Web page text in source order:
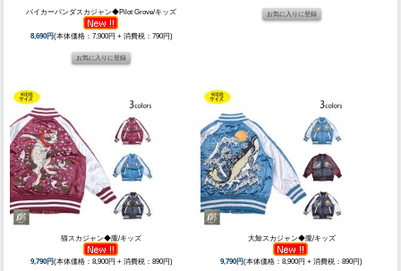
バイカーパンダスカジャン◆Pilot Grove/キッズ
8,690円(本体価格：7,900円 + 消費税：790円)
猫スカジャン◆朧/キッズ
9,790円(本体価格：8,900円 + 消費税：890円)
大鯨スカジャン◆朧/キッズ
9,790円(本体価格：8,900円 + 消費税：890円)